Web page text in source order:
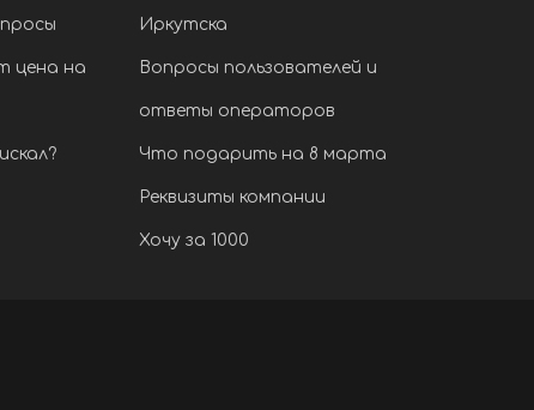
цена на
Иркутска
Вопросы пользователей и
ответы операторов
Что подарить на 8 марта
Реквизиты компании
Хочу за 1000